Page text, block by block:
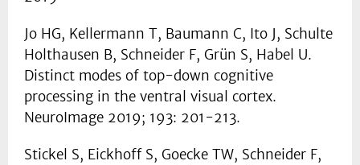
Jo HG, Kellermann T, Baumann C, Ito J, Schulte
Holthausen B, Schneider F, Grün S, Habel U.
Distinct modes of top-down cognitive
processing in the ventral visual cortex.
NeuroImage 2019; 193: 201-213.
Stickel S, Eickhoff S, Goecke TW, Schneider F,